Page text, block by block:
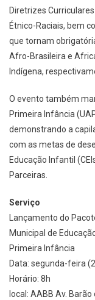
Diretrizes
Étnico-Raciais, bem
que tornam
Afro-Brasileira e
Indígena,
O evento também
Primeira Infância
demonstrando a
com as metas de
Educação Infantil
Parceiras.
Serviço
Lançamento do
Municipal de
Primeira Infância
Data: segunda-feira
Horário: 8h
local: AABB Av.